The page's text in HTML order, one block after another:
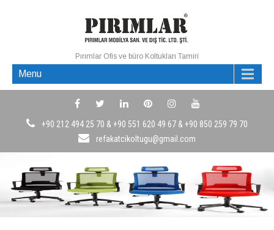
Pırımlar Ofis ve büro Koltukları Tamiri
Menu
+90 212 494 25 70 & +90 551 620 49 67 & +90 850 259 79 70
refakatcikoltugu@gmail.com